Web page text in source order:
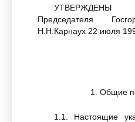
УТВЕРЖДЕНЫ
Председателя
Н.Н.Карнаух 22 июля
1. Общие
1.1. Настоящие